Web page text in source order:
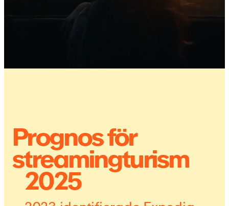
Prognos för
streamingturism
2025